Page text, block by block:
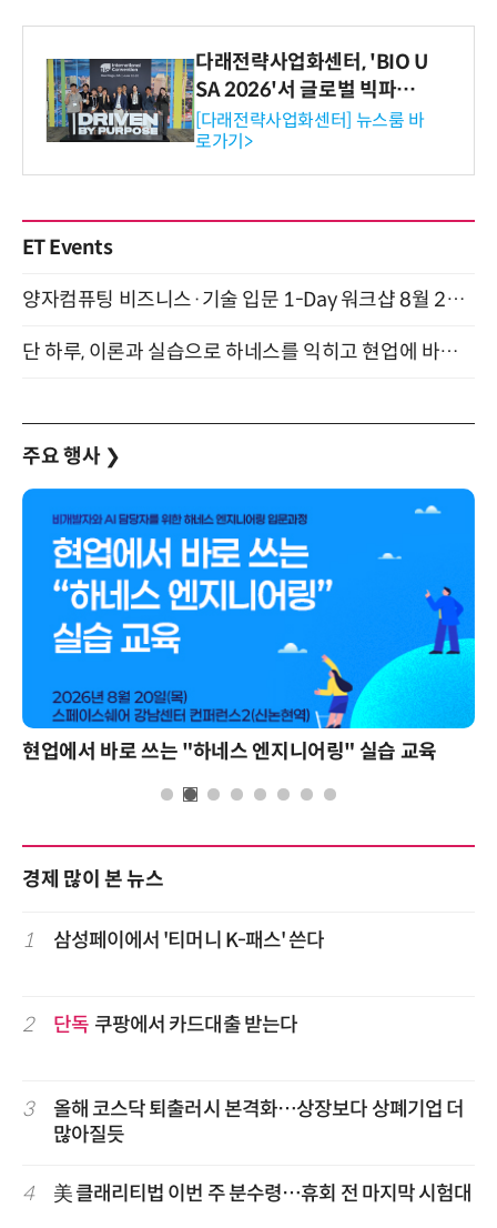
다래전략사업화센터, 'BIO U
SA 2026'서 글로벌 빅파마
와의 비즈니스 미팅 지원…K
-바이오 해외 진출 교두보 확
보
[다래전략사업화센터] 뉴스룸 바
로가기>
ET Events
양자컴퓨팅 비즈니스·기술 입문 1-Day 워크샵 8월 28일 개최
단 하루, 이론과 실습으로 하네스를 익히고 현업에 바로 쓰는 핸즈온 워크숍 (8/20)
주요 행사 ❯
현업에서 바로 쓰는 "하네스 엔지니어링" 실습 교육
경제 많이 본 뉴스
1 삼성페이에서 '티머니 K-패스' 쓴다
2 단독 쿠팡에서 카드대출 받는다
3
올해 코스닥 퇴출러시 본격화…상장보다 상폐기업 더
많아질듯
4 美 클래리티법 이번 주 분수령…휴회 전 마지막 시험대